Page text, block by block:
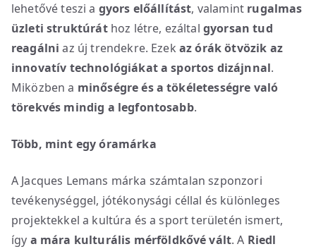
lehetővé teszi a gyors előállítást, valamint rugalmas
üzleti struktúráthoz létre, ezáltal gyorsan tud
reagálni az új trendekre. Ezek az órák ötvözik az
innovatív technológiákat a sportos dizájnnal.
Miközben a minőségre és a tökéletességre való
törekvés mindig a legfontosabb.
Több, mint egy óramárka
A Jacques Lemans márka számtalan szponzori
tevékenységgel, jótékonysági céllal és különleges
projektekkel a kultúra és a sport területén ismert,
így a mára kulturális mérföldkővé vált. A Riedl